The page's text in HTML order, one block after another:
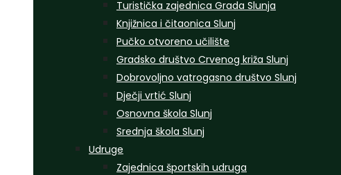
Turistička zajednica Grada Slunja
Knjižnica i čitaonica Slunj
Pučko otvoreno učilište
Gradsko društvo Crvenog križa Slunj
Dobrovoljno vatrogasno društvo Slunj
Dječji vrtić Slunj
Osnovna škola Slunj
Srednja škola Slunj
Udruge
Zajednica športskih udruga